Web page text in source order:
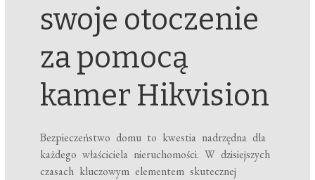
swoje otoczenie
za pomocą
kamer Hikvision
Bezpieczeństwo domu to kwestia nadrzędna dla
każdego właściciela nieruchomości. W dzisiejszych
czasach kluczowym elementem skutecznej